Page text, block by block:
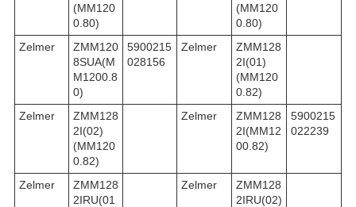
(MM120
0.80)
(MM120
0.80)
Zelmer
ZMM120
8SUA(M
M1200.8
0)
5900215
028156
Zelmer
ZMM128
2I(01)
(MM120
0.82)
Zelmer
ZMM128
2I(02)
(MM120
0.82)
Zelmer
ZMM128
2I(MM12
00.82)
5900215
022239
Zelmer
ZMM128
2IRU(01
Zelmer
ZMM128
2IRU(02)